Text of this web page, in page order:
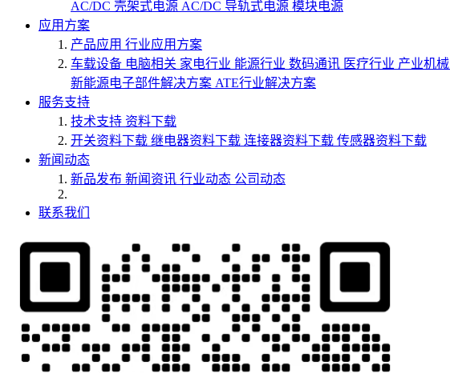
AC/DC 壳架式电源 AC/DC 导轨式电源 模块电源
应用方案
产品应用 行业应用方案
车载设备 电脑相关 家电行业 能源行业 数码通讯 医疗行业 产业机械
新能源电子部件解决方案 ATE行业解决方案
服务支持
技术支持 资料下载
开关资料下载 继电器资料下载 连接器资料下载 传感器资料下载
新闻动态
新品发布 新闻资讯 行业动态 公司动态
联系我们